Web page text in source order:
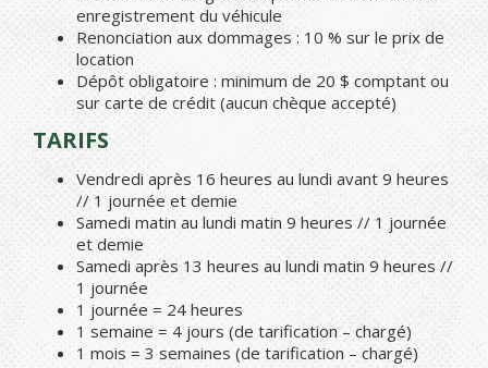
enregistrement du véhicule
Renonciation aux dommages : 10 % sur le prix de
location
Dépôt obligatoire : minimum de 20 $ comptant ou
sur carte de crédit (aucun chèque accepté)
TARIFS
Vendredi après 16 heures au lundi avant 9 heures
// 1 journée et demie
Samedi matin au lundi matin 9 heures // 1 journée
et demie
Samedi après 13 heures au lundi matin 9 heures //
1 journée
1 journée = 24 heures
1 semaine = 4 jours (de tarification – chargé)
1 mois = 3 semaines (de tarification – chargé)